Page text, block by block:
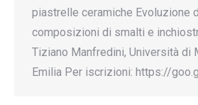
piastrelle ceramiche Evoluzione
composizioni di smalti e
Tiziano Manfredini, Università di
Emilia Per iscrizioni: https://